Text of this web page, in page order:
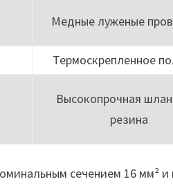
Медные луженые
Термоскрепленное
Высокопрочная
резина
сечением 16 мм² и